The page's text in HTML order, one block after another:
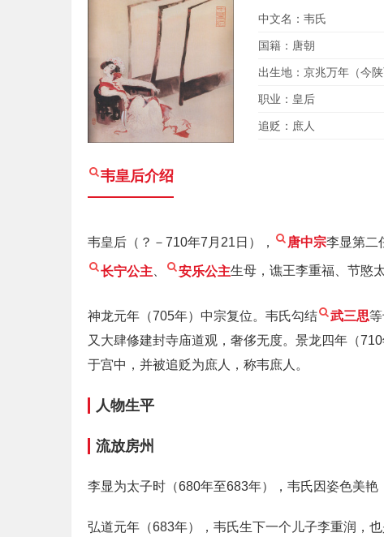
中文名：韦氏
国籍：唐朝
出生地：京兆万年（今陕
职业：皇后
追贬：庶人
韦皇后介绍
韦皇后（？－710年7月21日）， 唐中宗李显第二
长宁公主、 安乐公主生母，谯王李重福、节愍
神龙元年（705年）中宗复位。韦氏勾结 武三思
又大肆修建封寺庙道观，奢侈无度。景龙四年（
于宫中，并被追贬为庶人，称韦庶人。
人物生平
流放房州
李显为太子时（680年至683年），韦氏因姿色美艳
弘道元年（683年），韦氏生下一个儿子李重润，